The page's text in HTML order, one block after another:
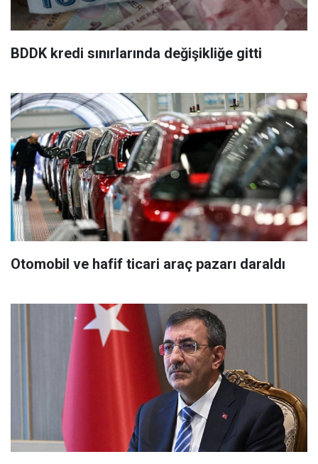
BDDK kredi sınırlarında değişikliğe gitti
Otomobil ve hafif ticari araç pazarı daraldı